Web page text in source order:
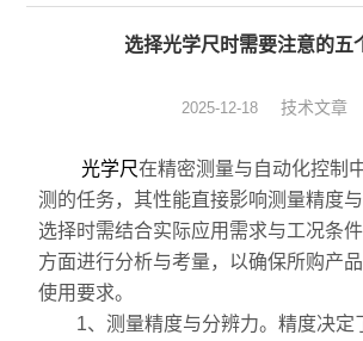
sony
影像测量仪
色差仪
测高仪
选择光学尺时需要注意的五
2025-12-18 技术文章
光学尺在精密测量与自动化控制
测的任务，其性能直接影响测量精度与
选择时需结合实际应用需求与工况条
方面进行分析与考量，以确保所购产
使用要求。
1、测量精度与分辨力。精度决定